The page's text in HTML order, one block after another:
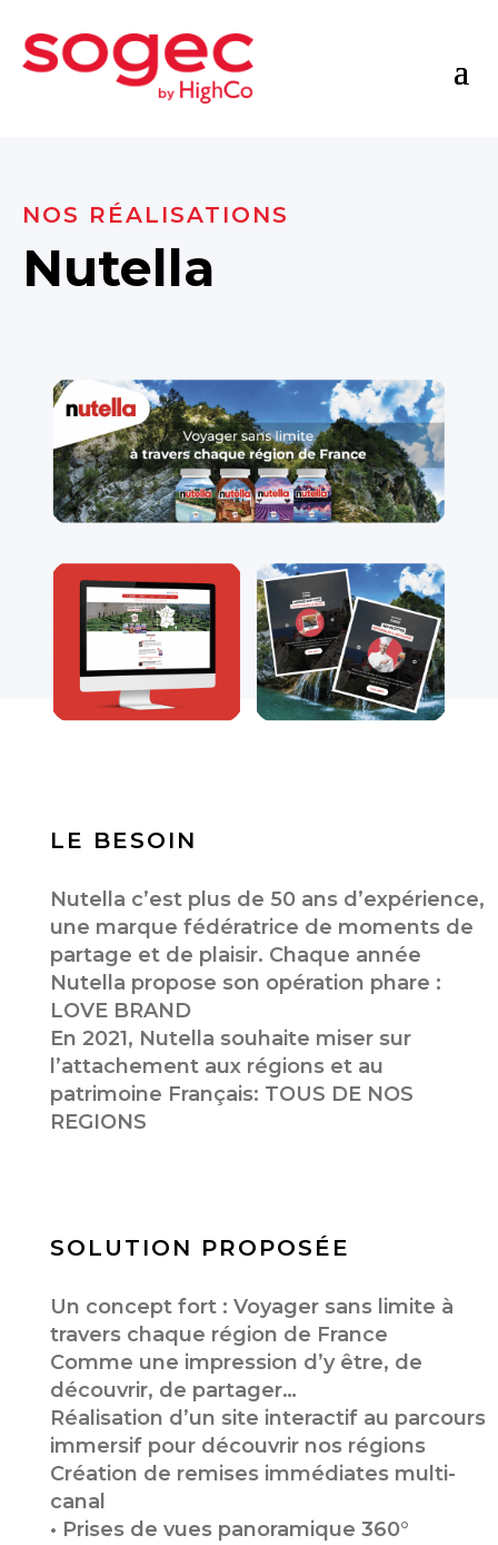
NOS RÉALISATIONS
Nutella
LE BESOIN
Nutella c’est plus de 50 ans d’expérience,
une marque fédératrice de moments de
partage et de plaisir. Chaque année
Nutella propose son opération phare :
LOVE BRAND
En 2021, Nutella souhaite miser sur
l’attachement aux régions et au
patrimoine Français: TOUS DE NOS
REGIONS
SOLUTION PROPOSÉE
Un concept fort : Voyager sans limite à
travers chaque région de France
Comme une impression d’y être, de
découvrir, de partager…
Réalisation d’un site interactif au parcours
immersif pour découvrir nos régions
Création de remises immédiates multi-
canal
• Prises de vues panoramique 360°